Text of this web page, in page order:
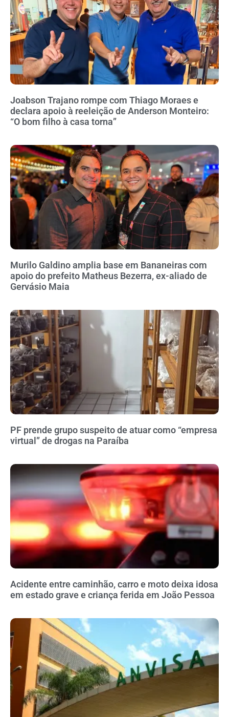
Joabson Trajano rompe com Thiago Moraes e
declara apoio à reeleição de Anderson Monteiro:
“O bom filho à casa torna”
Murilo Galdino amplia base em Bananeiras com
apoio do prefeito Matheus Bezerra, ex-aliado de
Gervásio Maia
PF prende grupo suspeito de atuar como “empresa
virtual” de drogas na Paraíba
Acidente entre caminhão, carro e moto deixa idosa
em estado grave e criança ferida em João Pessoa